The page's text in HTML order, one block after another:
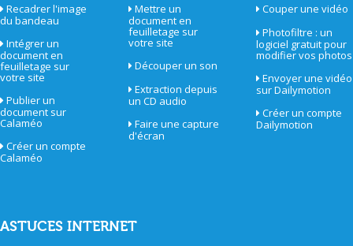
Recadrer l'image
du bandeau
Intégrer un
document en
feuilletage sur
votre site
Publier un
document sur
Calaméo
Créer un compte
Calaméo
Mettre un
document en
feuilletage sur
votre site
Découper un son
Extraction depuis
un CD audio
Faire une capture
d'écran
Couper une vidéo
Photofiltre : un
logiciel gratuit pour
modifier vos photos
Envoyer une vidéo
sur Dailymotion
Créer un compte
Dailymotion
ASTUCES INTERNET